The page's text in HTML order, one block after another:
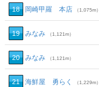
18 岡崎甲羅 本店 （1,075m）
19 みなみ （1,121m）
20 みなみ （1,121m）
21 海鮮屋 勇らく （1,229m）